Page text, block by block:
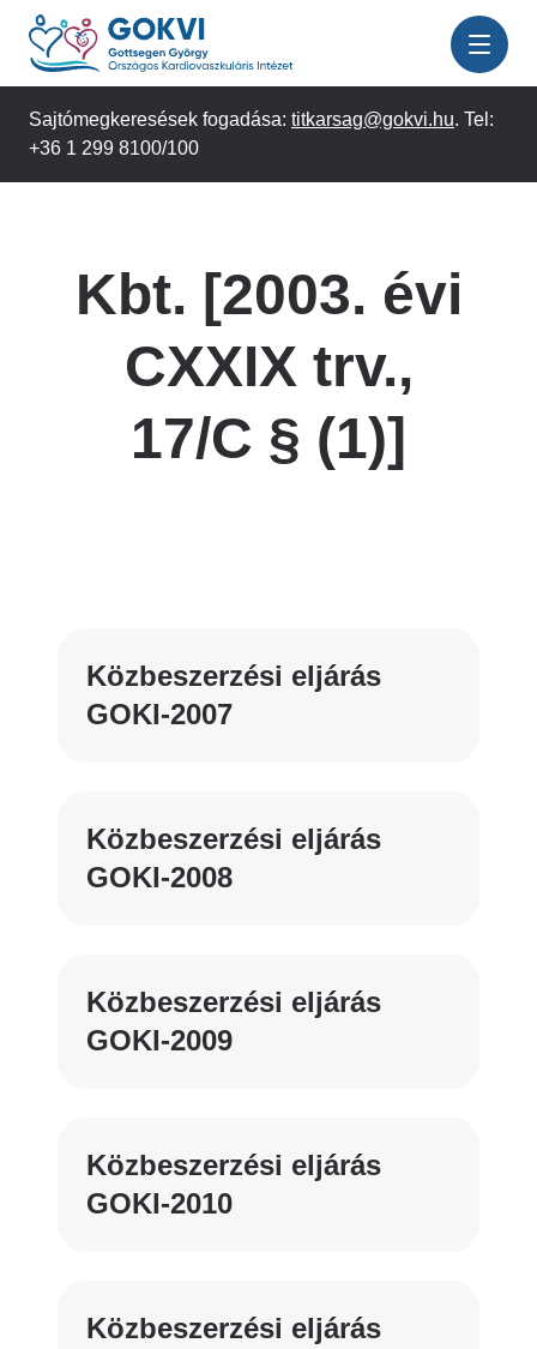
Ugrás
tartalomra
Sajtómegkeresések fogadása: titkarsag@gokvi.hu. Tel:
+36 1 299 8100/100
Kbt. [2003. évi
CXXIX trv.,
17/C § (1)]
Közbeszerzési eljárás
GOKI-2007
Közbeszerzési eljárás
GOKI-2008
Közbeszerzési eljárás
GOKI-2009
Közbeszerzési eljárás
GOKI-2010
Közbeszerzési eljárás